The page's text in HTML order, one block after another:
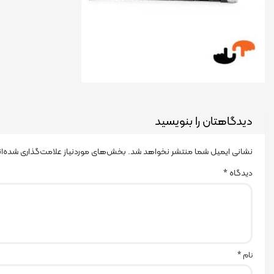
دیدگاهتان را بنویسید
نشانی ایمیل شما منتشر نخواهد شد. بخش‌های موردنیاز علامت‌گذاری
دیدگاه*
نام *